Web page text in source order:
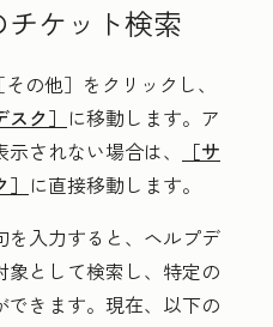
ケット検索
［その他］をクリックし、
スク］ に移動します。ア
示されない場合は、
［サ
に直接移動します。
入力すると、ヘルプデ
象として検索し、特定の
きます。現在、以下の